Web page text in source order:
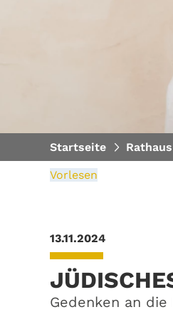
Startseite
Vorlesen
13.11.2024
Gedenken an